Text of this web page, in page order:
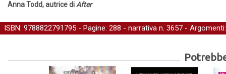
Anna Todd, autrice di After
ISBN: 9788822791795 - Pagine: 288 - narrativa n. 3657 -